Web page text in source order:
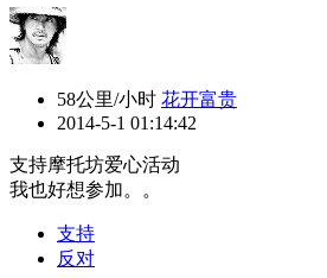
58公里/小时 花开富贵
2014-5-1 01:14:42
支持摩托坊爱心活动
我也好想参加。。
支持
反对